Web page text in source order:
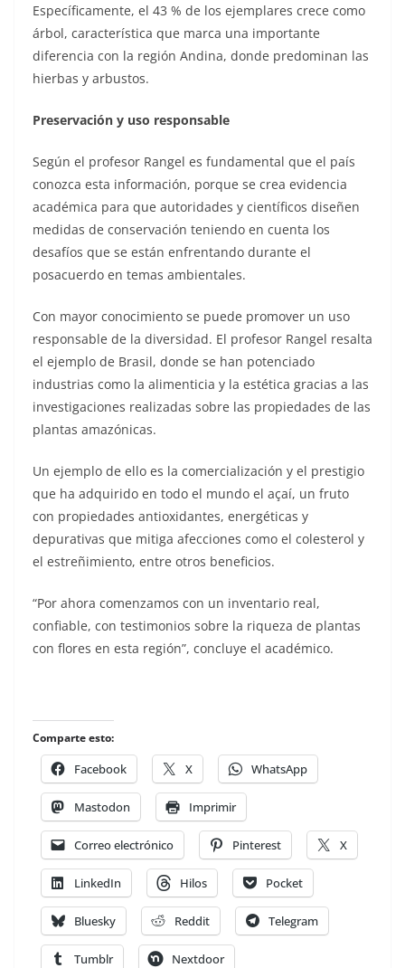
Específicamente, el 43 % de los ejemplares crece como
árbol, característica que marca una importante
diferencia con la región Andina, donde predominan las
hierbas y arbustos.
Preservación y uso responsable
Según el profesor Rangel es fundamental que el país
conozca esta información, porque se crea evidencia
académica para que autoridades y científicos diseñen
medidas de conservación teniendo en cuenta los
desafíos que se están enfrentando durante el
posacuerdo en temas ambientales.
Con mayor conocimiento se puede promover un uso
responsable de la diversidad. El profesor Rangel resalta
el ejemplo de Brasil, donde se han potenciado
industrias como la alimenticia y la estética gracias a las
investigaciones realizadas sobre las propiedades de las
plantas amazónicas.
Un ejemplo de ello es la comercialización y el prestigio
que ha adquirido en todo el mundo el açaí, un fruto
con propiedades antioxidantes, energéticas y
depurativas que mitiga afecciones como el colesterol y
el estreñimiento, entre otros beneficios.
“Por ahora comenzamos con un inventario real,
confiable, con testimonios sobre la riqueza de plantas
con flores en esta región”, concluye el académico.
Comparte esto:
Facebook X WhatsApp
Mastodon Imprimir
Correo electrónico Pinterest X
LinkedIn Hilos Pocket
Bluesky Reddit Telegram
Tumblr Nextdoor